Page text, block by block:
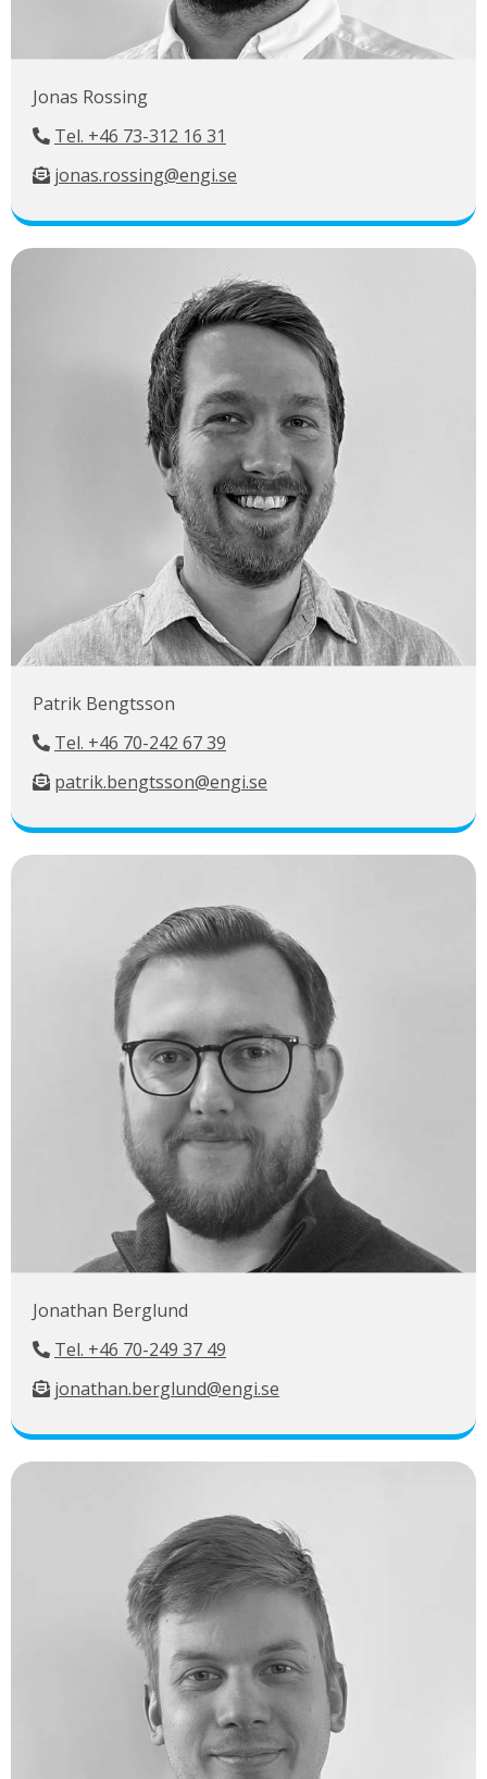
Jonas Rossing
Tel. +46 73-312 16 31
jonas.rossing@engi.se
Patrik Bengtsson
Tel. +46 70-242 67 39
patrik.bengtsson@engi.se
Jonathan Berglund
Tel. +46 70-249 37 49
jonathan.berglund@engi.se